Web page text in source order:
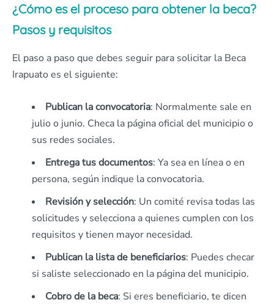
¿Cómo es el proceso para obtener la beca?
Pasos y requisitos
El paso a paso que debes seguir para solicitar la Beca
Irapuato es el siguiente:
Publican la convocatoria: Normalmente sale en
julio o junio. Checa la página oficial del municipio o
sus redes sociales.
Entrega tus documentos: Ya sea en línea o en
persona, según indique la convocatoria.
Revisión y selección: Un comité revisa todas las
solicitudes y selecciona a quienes cumplen con los
requisitos y tienen mayor necesidad.
Publican la lista de beneficiarios: Puedes checar
si saliste seleccionado en la página del municipio.
Cobro de la beca: Si eres beneficiario, te dicen